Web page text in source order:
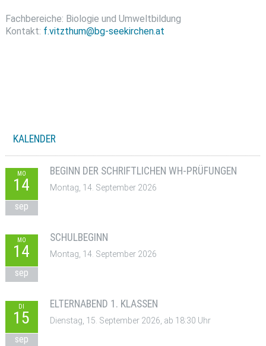
Fachbereiche: Biologie und Umweltbildung
Kontakt: f.vitzthum@bg-seekirchen.at
KALENDER
MO
14
sep
BEGINN DER SCHRIFTLICHEN WH-PRÜFUNGEN
Montag, 14. September 2026
MO
14
sep
SCHULBEGINN
Montag, 14. September 2026
DI
15
sep
ELTERNABEND 1. KLASSEN
Dienstag, 15. September 2026, ab 18:30 Uhr